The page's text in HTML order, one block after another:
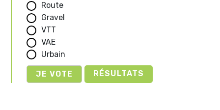
Route
Gravel
VTT
VAE
Urbain
RÉSULTATS